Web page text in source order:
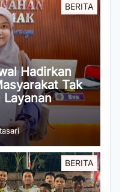
BERITA
Hadirkan
Tak
BERITA